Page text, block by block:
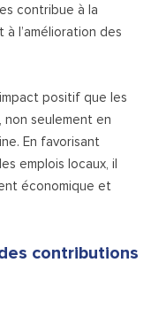
contribue à la
l’amélioration des
positif que les
seulement en
En favorisant
emplois locaux, il
économique et
contributions